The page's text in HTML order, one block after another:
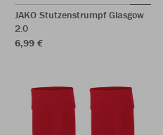
JAKO Stutzenstrumpf Glasgow
2.0
6,99 €